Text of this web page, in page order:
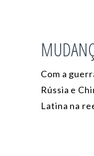
Com a
Rússia e
Latina na